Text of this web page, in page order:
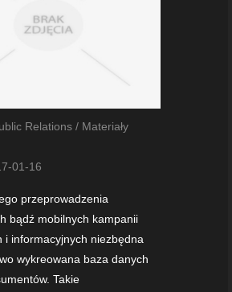
Relations / Materiały
01-16
przeprowadzenia
bądź mobilnych kampanii
i informacyjnych niezbędna
wykreowana baza danych
Takie